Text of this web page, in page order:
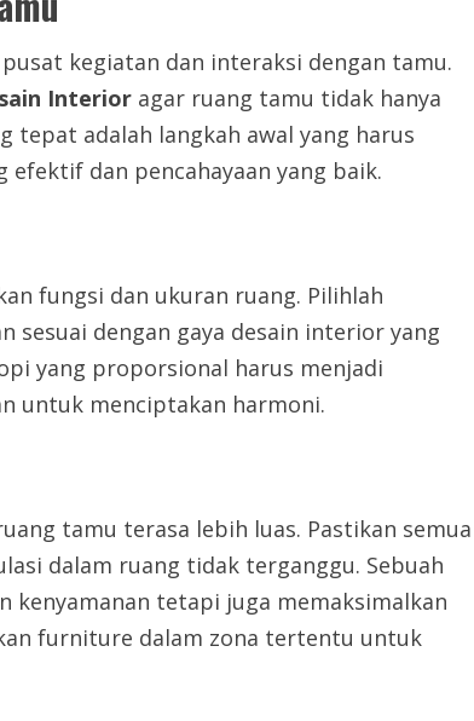
kegiatan dan interaksi dengan tamu.
Interior agar ruang tamu tidak hanya
tepat adalah langkah awal yang harus
dan pencahayaan yang baik.
fungsi dan ukuran ruang. Pilihlah
sesuai dengan gaya desain interior yang
yang proporsional harus menjadi
untuk menciptakan harmoni.
tamu terasa lebih luas. Pastikan semua
dalam ruang tidak terganggu. Sebuah
kenyamanan tetapi juga memaksimalkan
furniture dalam zona tertentu untuk